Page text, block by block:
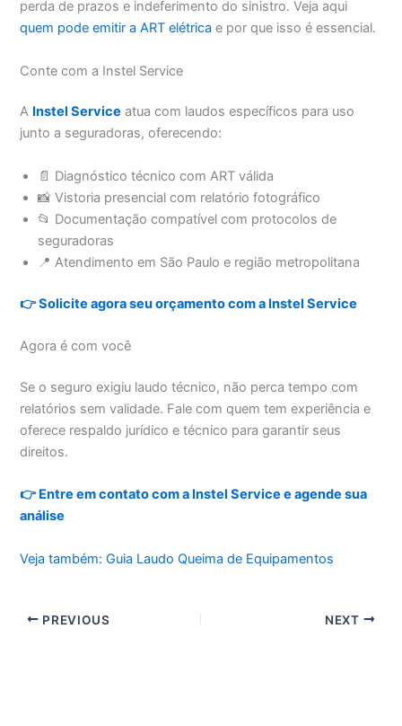
perda de prazos e indeferimento do sinistro. Veja aqui
quem pode emitir a ART elétrica e por que isso é essencial.
Conte com a Instel Service
A Instel Service atua com laudos específicos para uso
junto a seguradoras, oferecendo:
📄 Diagnóstico técnico com ART válida
📸 Vistoria presencial com relatório fotográfico
📂 Documentação compatível com protocolos de
seguradoras
📍 Atendimento em São Paulo e região metropolitana
👉 Solicite agora seu orçamento com a Instel Service
Agora é com você
Se o seguro exigiu laudo técnico, não perca tempo com
relatórios sem validade. Fale com quem tem experiência e
oferece respaldo jurídico e técnico para garantir seus
direitos.
👉 Entre em contato com a Instel Service e agende sua
análise
Veja também: Guia Laudo Queima de Equipamentos
PREVIOUS NEXT